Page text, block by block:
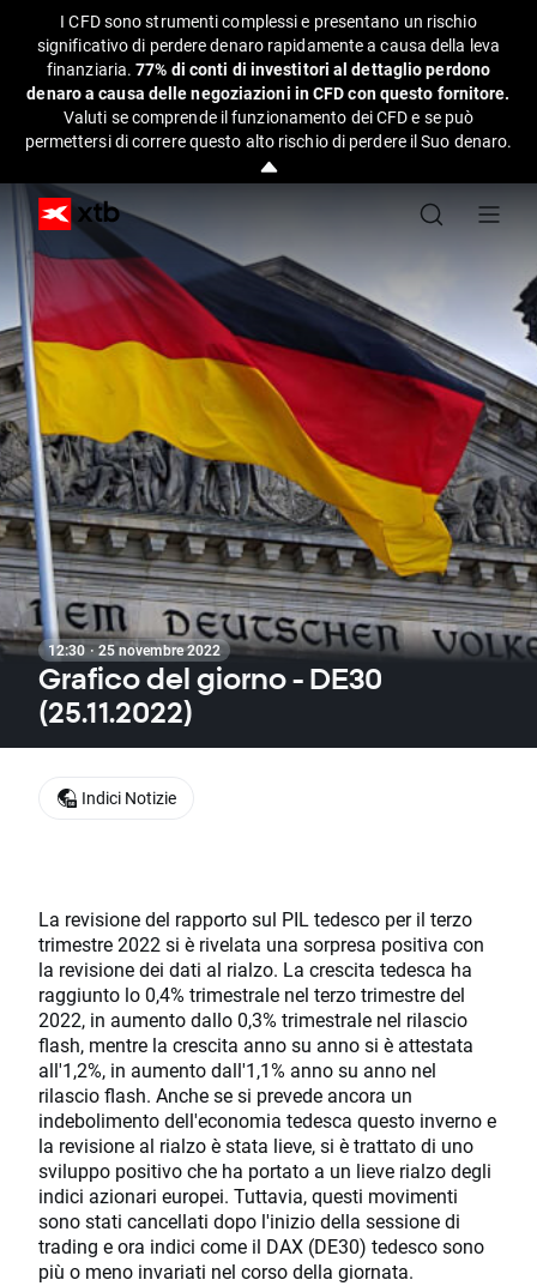
I CFD sono strumenti complessi e presentano un rischio
significativo di perdere denaro rapidamente a causa della leva
finanziaria.77% di conti di investitori al dettaglio perdono
denaro a causa delle negoziazioni in CFD con questo fornitore.
Valuti se comprende il funzionamento dei CFD e se può
permettersi di correre questo alto rischio di perdere il Suo denaro.
12:30 · 25 novembre 2022
Grafico del giorno - DE30
(25.11.2022)
La revisione del rapporto sul PIL tedesco per il terzo
trimestre 2022 si è rivelata una sorpresa positiva con
la revisione dei dati al rialzo. La crescita tedesca ha
raggiunto lo 0,4% trimestrale nel terzo trimestre del
2022, in aumento dallo 0,3% trimestrale nel rilascio
flash, mentre la crescita anno su anno si è attestata
all'1,2%, in aumento dall'1,1% anno su anno nel
rilascio flash. Anche se si prevede ancora un
indebolimento dell'economia tedesca questo inverno e
la revisione al rialzo è stata lieve, si è trattato di uno
sviluppo positivo che ha portato a un lieve rialzo degli
indici azionari europei. Tuttavia, questi movimenti
sono stati cancellati dopo l'inizio della sessione di
trading e ora indici come il DAX (DE30) tedesco sono
più o meno invariati nel corso della giornata.
Indici Notizie